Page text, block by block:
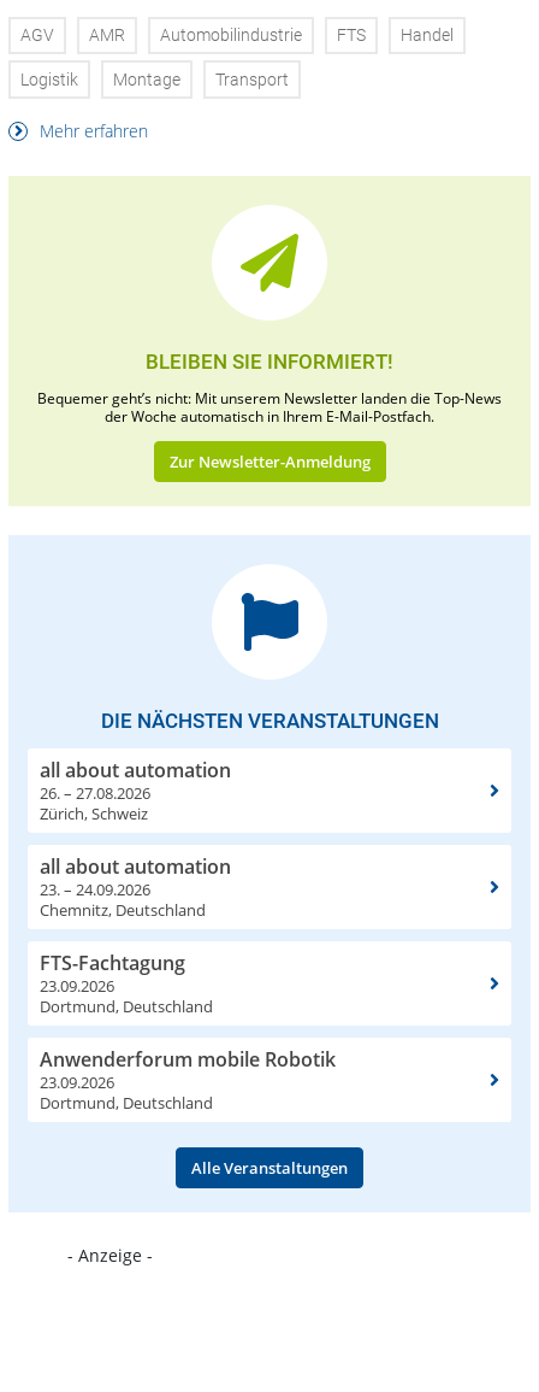
AGV AMR Automobilindustrie FTS Handel
Logistik Montage Transport
Mehr erfahren
BLEIBEN SIE INFORMIERT!
Bequemer geht’s nicht: Mit unserem Newsletter landen die Top-News
der Woche automatisch in Ihrem E-Mail-Postfach.
Zur Newsletter-Anmeldung
DIE NÄCHSTEN VERANSTALTUNGEN
all about automation
26. – 27.08.2026
Zürich, Schweiz
all about automation
23. – 24.09.2026
Chemnitz, Deutschland
FTS-Fachtagung
23.09.2026
Dortmund, Deutschland
Anwenderforum mobile Robotik
23.09.2026
Dortmund, Deutschland
Alle Veranstaltungen
- Anzeige -